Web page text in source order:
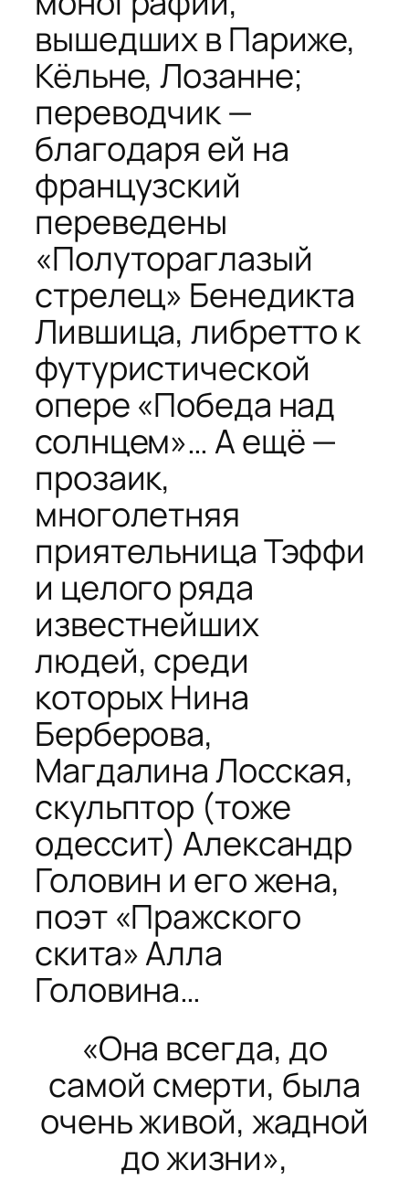
вышедших в Париже,
Кёльне, Лозанне;
переводчик —
благодаря ей на
французский
переведены
«Полутораглазый
стрелец» Бенедикта
Лившица, либретто к
футуристической
опере «Победа над
солнцем»… А ещё —
прозаик,
многолетняя
приятельница Тэффи
и целого ряда
известнейших
людей, среди
которых Нина
Берберова,
Магдалина Лосская,
скульптор (тоже
одессит) Александр
Головин и его жена,
поэт «Пражского
скита» Алла
Головина…
«Она всегда, до
самой смерти, была
очень живой, жадной
до жизни»,